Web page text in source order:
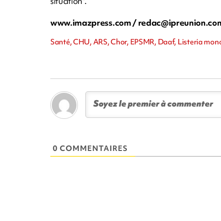
www.imazpress.com /
Santé, CHU, ARS, Chor, EPSMR, Daaf, Listeria
0 COMMENTAIRES